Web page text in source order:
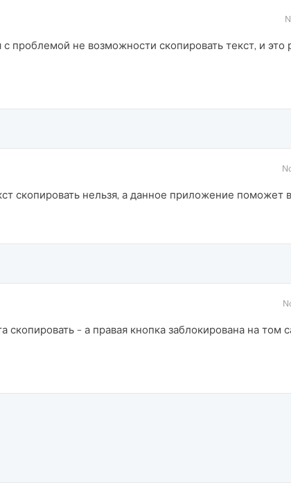
проблемой не возможности скопировать текст, и это
скопировать нельзя, а данное приложение поможет
- а правая кнопка заблокирована на том